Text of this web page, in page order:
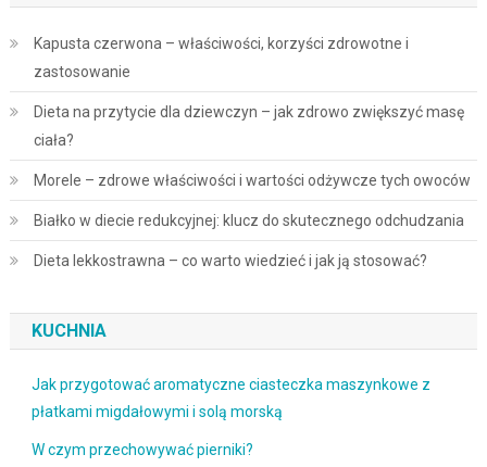
Kapusta czerwona – właściwości, korzyści zdrowotne i
zastosowanie
Dieta na przytycie dla dziewczyn – jak zdrowo zwiększyć masę
ciała?
Morele – zdrowe właściwości i wartości odżywcze tych owoców
Białko w diecie redukcyjnej: klucz do skutecznego odchudzania
Dieta lekkostrawna – co warto wiedzieć i jak ją stosować?
KUCHNIA
Jak przygotować aromatyczne ciasteczka maszynkowe z
płatkami migdałowymi i solą morską
W czym przechowywać pierniki?